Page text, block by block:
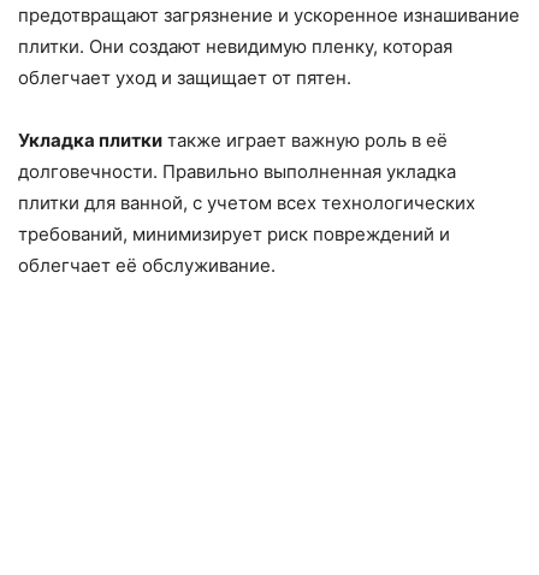
предотвращают загрязнение и ускоренное изнашивание
плитки. Они создают невидимую пленку, которая
облегчает уход и защищает от пятен.
Укладка плитки также играет важную роль в её
долговечности. Правильно выполненная укладка
плитки для ванной, с учетом всех технологических
требований, минимизирует риск повреждений и
облегчает её обслуживание.